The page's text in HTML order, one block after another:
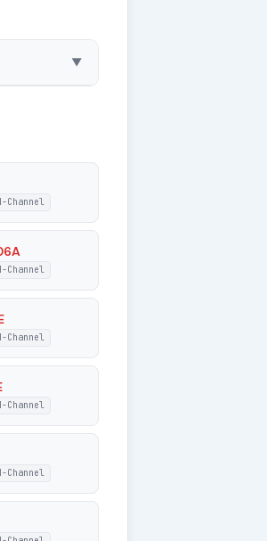
▼
Channel
Channel
Channel
Channel
Channel